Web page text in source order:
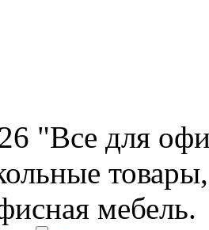
"Все для
мебель.